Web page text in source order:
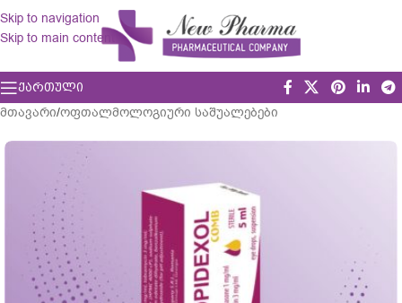
Skip to navigation
Skip to main content
ᲥᲐᲠᲗᲣᲚᲘ
მთავარი/ოფთალმოლოგიური საშუალებები